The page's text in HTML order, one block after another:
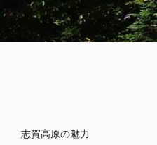
志賀高原の魅力